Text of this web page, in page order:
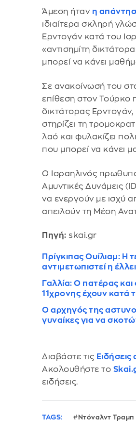
Άμεση ήταν η
ιδιαίτερα σκληρή
Ερντογάν κατά του
«αντισημίτη
μπορεί να κάνει
Σε ανακοίνωσή του
επίθεση στον Τούρκο
δικτάτορας
στηρίζει τη
λαό και φυλακίζει
που μπορεί να κάνει
Ο Ισραηλινός
Αμυντικές Δυνάμεις
να ενεργούν με ισχύ
απειλούν τη Μέση
Πηγή: skai.gr
Πρίγκιπας Ουίλιαμ:
αντιμετωπιστεί η
Γαλλία: Ο πατέρας
11χρονης έχουν κατά
Ο αρχηγός της
γυναίκες για να
Διαβάστε τις
Ακολουθήστε το
ειδήσεις.
TAGS: Ντόναλντ Τραμπ